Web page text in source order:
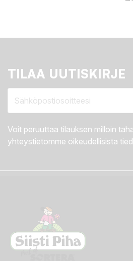
TILAA UUTISKIRJE
Voit peruuttaa tilauksen milloin
yhteystietomme oikeudellisista